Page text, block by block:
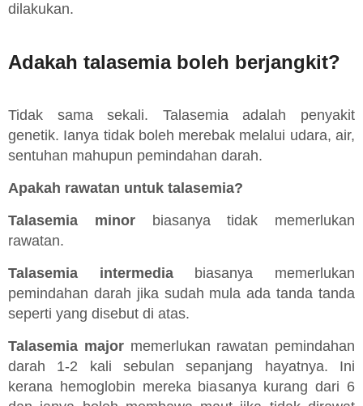
dilakukan.
Adakah talasemia boleh berjangkit?
Tidak sama sekali. Talasemia adalah penyakit
genetik. Ianya tidak boleh merebak melalui udara, air,
sentuhan mahupun pemindahan darah.
Apakah rawatan untuk talasemia?
Talasemia minorbiasanya tidak memerlukan
rawatan.
Talasemia intermediabiasanya memerlukan
pemindahan darah jika sudah mula ada tanda tanda
seperti yang disebut di atas.
Talasemia majormemerlukan rawatan pemindahan
darah 1-2 kali sebulan sepanjang hayatnya. Ini
kerana hemoglobin mereka biasanya kurang dari 6